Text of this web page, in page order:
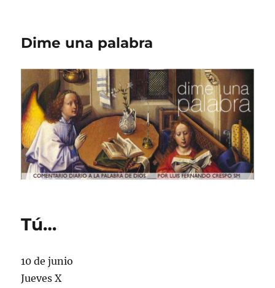
Dime una palabra
Tú…
10 de junio
Jueves X